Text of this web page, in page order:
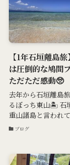
【1年石垣離島
は圧倒的な鳩間
ただただ感動🥺
去年から石垣離島
るぼっち東山🏝️ 石
重山諸島と言われ
ブログ